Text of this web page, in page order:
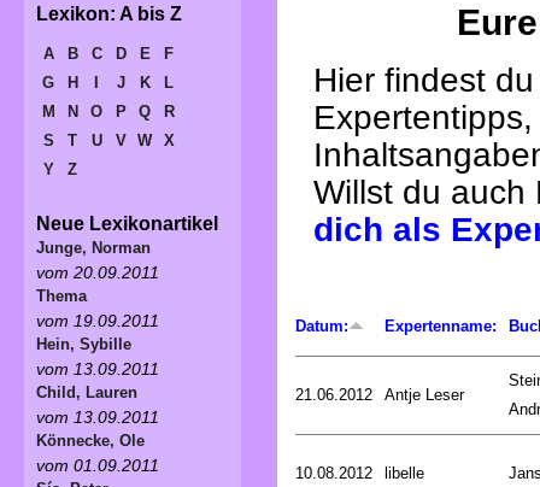
Hier findest
Willst du
dich als
Datum: Expertenname:
21.06.2012 Antje Leser
10.08.2012 libelle
Lexikon: A bis Z
A B C D E
F
G
H J K
L
M
N O P Q
R
S
T U V W
X
Y
Z
Neue Lexikonartikel
Junge, Norman
vom 20.09.2011
Thema
vom 19.09.2011
Hein, Sybille
vom 13.09.2011
Child, Lauren
vom 13.09.2011
Könnecke, Ole
vom 01.09.2011